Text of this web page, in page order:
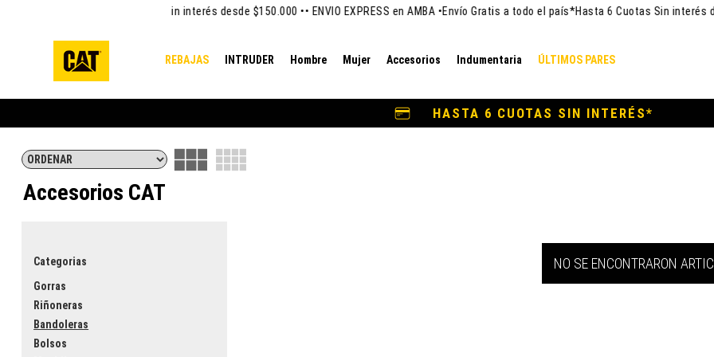
REBAJAS INTRUDER Hombre Mujer Accesorios Indumentaria ÚLTIMOS PARES
Hasta 6 Cuotas Sin interés desde $150.000 •• ENVIO EXPRESS en AMBA •Envío Gratis a todo el país*Hasta 6 Cuotas Sin interés
Accesorios CAT
Categorias
Gorras
Riñoneras
Bandoleras
Bolsos
NO SE ENCONTRARON
HASTA 6 CUOTAS SIN INTERÉS*